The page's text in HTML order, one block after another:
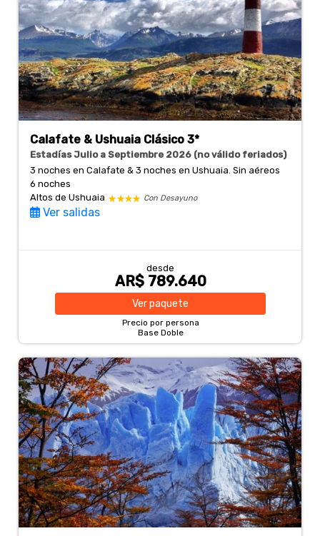
Calafate & Ushuaia Clásico 3*
Estadías Julio a Septiembre 2026 (no válido feriados)
3 noches en Calafate & 3 noches en Ushuaia. Sin aéreos
6 noches
Altos de Ushuaia
Con Desayuno
Ver salidas
desde
AR$ 789.640
Verpaquete
Precio por persona
Base Doble